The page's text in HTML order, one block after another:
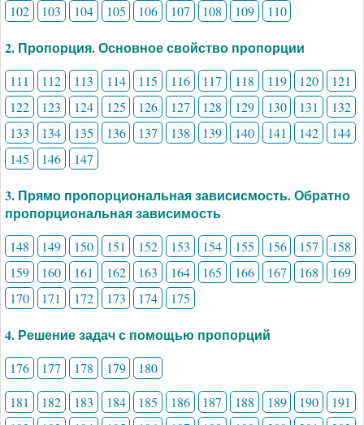
102
103 104 105 106 107 108 109 110
2. Пропорция. Основное свойство пропорции
111 112 113 114 115 116 117 118 119 120
121
122
123 124 125 126 127 128 129 130 131
132
133
134 135 136 137 138 139 140 141 142
144
145
146 147
3. Прямо пропорциональная зависисмость. Обратно
пропорциональная зависимость
148 149 150 151 152 153 154 155 156 157
158
159
160 161 162 163 164 165 166 167 168
169
170
171 172 173 174 175
4. Решение задач с помощью пропорций
176 177 178 179
180
181
182 183 184 185 186 187 188 189 190
191